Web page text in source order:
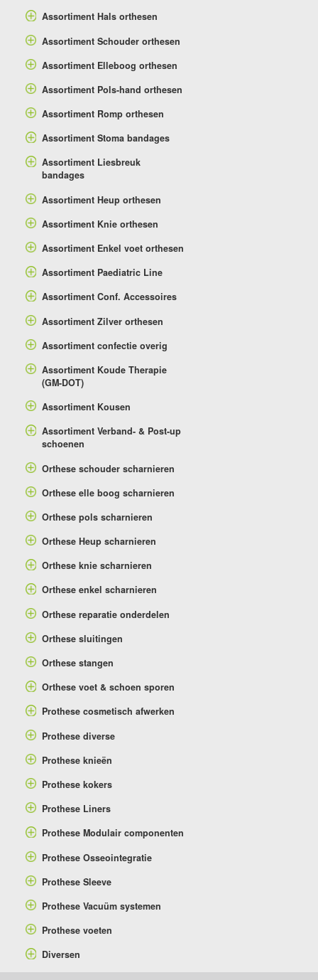
Assortiment Hals orthesen
Assortiment Schouder orthesen
Assortiment Elleboog orthesen
Assortiment Pols-hand orthesen
Assortiment Romp orthesen
Assortiment Stoma bandages
Assortiment Liesbreuk
bandages
Assortiment Heup orthesen
Assortiment Knie orthesen
Assortiment Enkel voet orthesen
Assortiment Paediatric Line
Assortiment Conf. Accessoires
Assortiment Zilver orthesen
Assortiment confectie overig
Assortiment Koude Therapie
(GM-DOT)
Assortiment Kousen
Assortiment Verband- & Post-up
schoenen
Orthese schouder scharnieren
Orthese elle boog scharnieren
Orthese pols scharnieren
Orthese Heup scharnieren
Orthese knie scharnieren
Orthese enkel scharnieren
Orthese reparatie onderdelen
Orthese sluitingen
Orthese stangen
Orthese voet & schoen sporen
Prothese cosmetisch afwerken
Prothese diverse
Prothese knieën
Prothese kokers
Prothese Liners
Prothese Modulair componenten
Prothese Osseointegratie
Prothese Sleeve
Prothese Vacuüm systemen
Prothese voeten
Diversen